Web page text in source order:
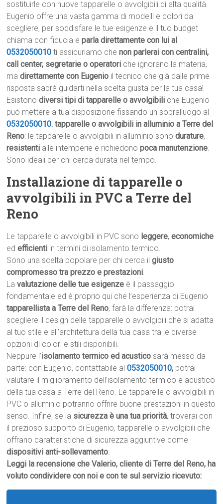
sostituirle con nuove tapparelle o avvolgibili di alta qualità.
Eugenio offre una vasta gamma di modelli e colori da
scegliere, per soddisfare le tue esigenze e il tuo budget
chiama con fiducia eparla direttamente con lui al
0532050010 ti assicuriamo chenon parlerai con centralini,
call center, segretarie o operatori che ignorano la materia,
madirettamente con Eugenio il tecnico che già dalle prime
risposta saprà guidarti nella scelta giusta per la tua casa!
Esistonodiversi tipi di tapparelle o avvolgibili che Eugenio
può mettere a tua disposizione fissando un sopralluogo al
0532050010. tapparelle o avvolgibili in alluminio a Terre del
Reno: le tapparelle o avvolgibili in alluminio sonodurature,
resistenti alle intemperie e richiedonopoca manutenzione.
Sono ideali per chi cerca durata nel tempo.
Installazione di tapparelle o
avvolgibili in PVC a Terre del
Reno
Le tapparelle o avvolgibili in PVC sono leggere,economiche
edefficienti in termini di isolamento termico.
Sono una scelta popolare per chi cerca ilgiusto
compromesso tra prezzo e prestazioni.
Lavalutazione delle tue esigenze è il passaggio
fondamentale ed è proprio qui che l’esperienza di Eugenio
tapparellista a Terre del Reno, farà la differenza: potrai
scegliere il design delle tapparelle o avvolgibili che si adatta
al tuo stile e all’architettura della tua casa tra le diverse
opzioni di colori e stili disponibili.
Neppure l’isolamento termico ed acustico sarà messo da
parte: con Eugenio, contattabile al0532050010, potrai
valutare il miglioramento dell’isolamento termico e acustico
della tua casa a Terre del Reno. Le tapparelle o avvolgibili in
PVC o alluminio potranno offrire buone prestazioni in questo
senso. Infine, se la sicurezza è una tua priorità, troverai con
il prezioso supporto di Eugenio, tapparelle o avvolgibili che
offrano caratteristiche di sicurezza aggiuntive come
dispositivi anti-sollevamento.
Leggi la recensione che Valerio, cliente di Terre del Reno, ha
voluto condividere con noi e con te sul servizio ricevuto: